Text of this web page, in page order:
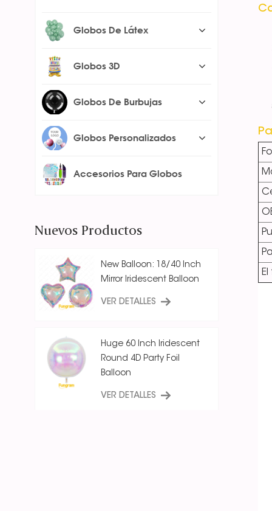
Globos De Látex
Globos 3D
Globos De Burbujas
Globos Personalizados
Accesorios Para Globos
Nuevos Productos
New Balloon: 18/40 Inch
Mirror Iridescent Balloon
VER DETALLES
Huge 60 Inch Iridescent
Round 4D Party Foil
Balloon
VER DETALLES